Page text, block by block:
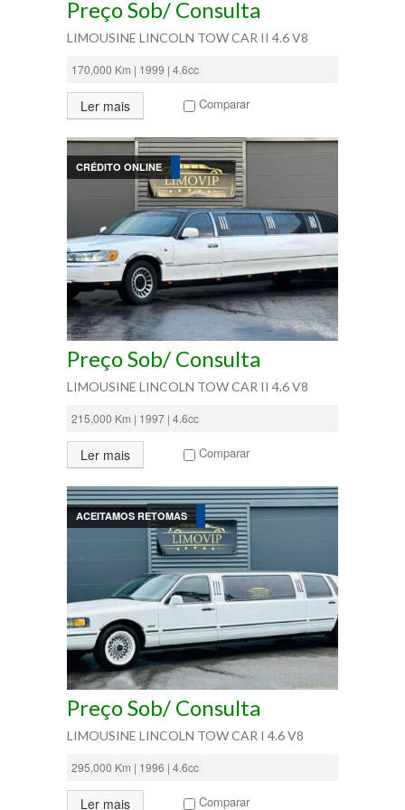
Preço Sob/ Consulta
LIMOUSINE LINCOLN TOW CAR II 4.6 V8
170,000 Km | 1999 | 4.6cc
Ler mais Comparar
CRÉDITO ONLINE
Preço Sob/ Consulta
LIMOUSINE LINCOLN TOW CAR II 4.6 V8
215,000 Km | 1997 | 4.6cc
Ler mais Comparar
ACEITAMOS RETOMAS
Preço Sob/ Consulta
LIMOUSINE LINCOLN TOW CAR I 4.6 V8
295,000 Km | 1996 | 4.6cc
Ler mais Comparar